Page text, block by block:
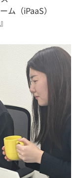
ム（iPaaS）